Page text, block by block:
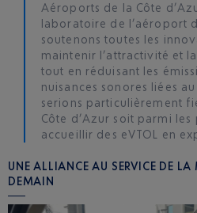
Aéroports de la Côte
laboratoire de l’aéroport
soutenons toutes les
maintenir l’attractivité et
tout en réduisant les
nuisances sonores liées
serions particulièrement
Côte d’Azur soit parmi
accueillir des eVTOL en
UNE ALLIANCE AU SERVICE DE
DEMAIN